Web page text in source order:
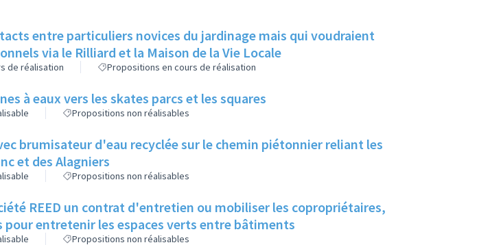
entre particuliers novices du jardinage mais qui voudraient
via le Rilliard et la Maison de la Vie Locale
de réalisation Propositions en cours de réalisation
à eaux vers les skates parcs et les squares
Propositions non réalisables
brumisateur d'eau recyclée sur le chemin piétonnier reliant les
et des Alagniers
Propositions non réalisables
REED un contrat d'entretien ou mobiliser les copropriétaires,
pour entretenir les espaces verts entre bâtiments
Propositions non réalisables